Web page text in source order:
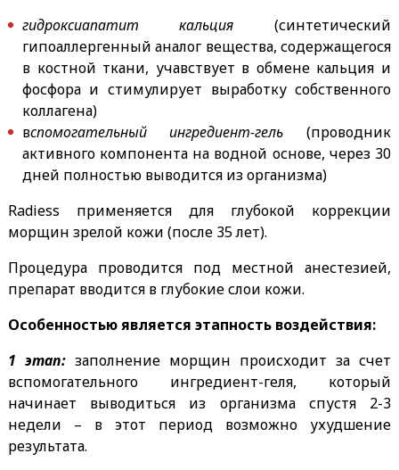
гидроксиапатит кальция (синтетический
гипоаллергенный аналог вещества, содержащегося
в костной ткани, учавствует в обмене кальция и
фосфора и стимулирует выработку собственного
коллагена)
вспомогательный ингредиент-гель (проводник
активного компонента на водной основе, через 30
дней полностью выводится из организма)
Radiess применяется для глубокой коррекции
морщин зрелой кожи (после 35 лет).
Процедура проводится под местной анестезией,
препарат вводится в глубокие слои кожи.
Особенностью является этапность воздействия:
1 этап:заполнение морщин происходит за счет
вспомогательного ингредиент-геля, который
начинает выводиться из организма спустя 2-3
недели – в этот период возможно ухудшение
результата.